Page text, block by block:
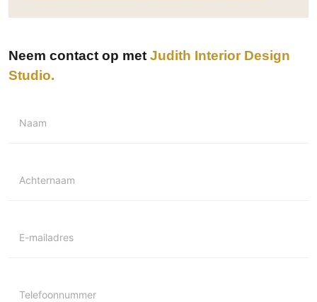
Neem contact op met Judith Interior Design
Studio
Naam
Achternaam
E-mailadres
Telefoonnummer